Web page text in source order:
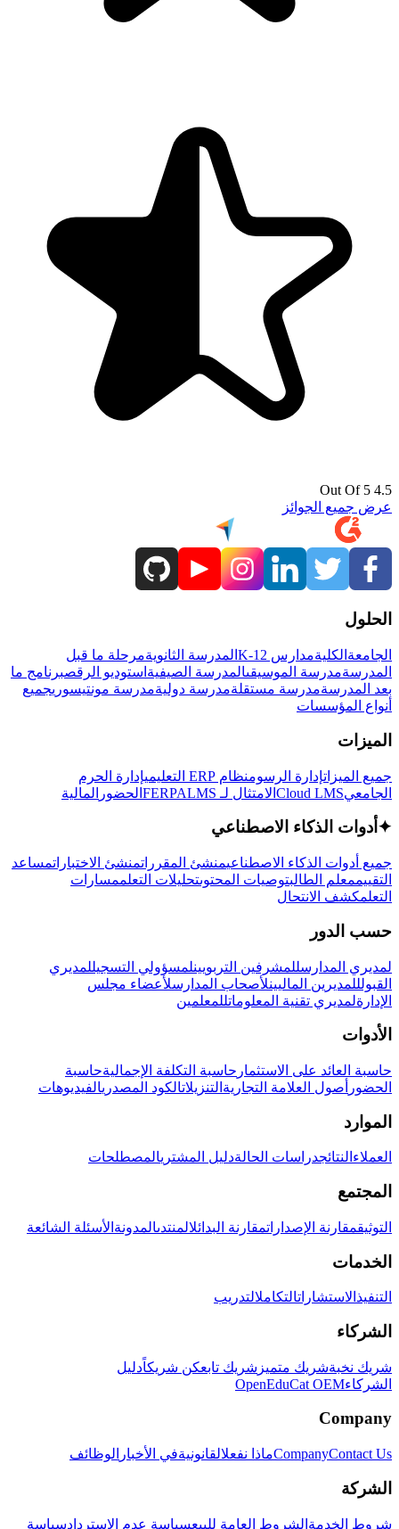
4.5 Out Of 5
عرض جميع الجوائز
الحلول
الجامعة الكليةمدارس K-12 المدرسة الثانويةمرحلة ما قبل
المدرسةمدرسة الموسيقىالمدرسة الصيفية استوديو الرقصبرنامج ما
بعد المدرسةمدرسة مستقلةمدرسة دوليةمدرسة مونتيسوريجميع
أنواع المؤسسات
الميزات
جميع الميزاتإدارة الرسومنظام ERP التعليمي
إدارة الحرم
الجامعيCloud LMS الامتثال لـ FERPA LMS الحضور المالية
✦ أدوات الذكاء الاصطناعي
جميع أدوات الذكاء الاصطناعيمنشئ المقرراتمنشئ الاختباراتمساعد
التقييممعلم الطالبتوصيات المحتوىتحليلات التعلممسارات
التعلمكشف الانتحال
حسب الدور
لمديري المدارسللمشرفين التربويينلمسؤولي التسجيللمديري
القبولللمديرين الماليينلأصحاب المدارسلأعضاء مجلس
الإدارةلمديري تقنية المعلوماتللمعلمين
الأدوات
حاسبة العائد على الاستثمار حاسبة التكلفة الإجماليةحاسبة
الحضور أصول العلامة التجارية التنزيلاتالكود المصدريالفيديوهات
الموارد
العملاء النتائجدراسات الحالةدليل المشتريالمصطلحات
المجتمع
التوثيقمقارنة الإصداراتمقارنة البدائلالمنتدىالمدونة الأسئلة الشائعة
الخدمات
التنفيذ الاستشاراتالتكاملالتدريب
الشركاء
شريك نخبةشريك متميز شريك تابعكن شريكاًدليل
الشركاءOpenEduCat OEM
Company
CompanyContact Us ماذا نفعلالقانونيةفي الأخبار الوظائف
الشركة
شروط الخدمة الشروط العامة للبيعسياسة عدم الاستردادسياسة